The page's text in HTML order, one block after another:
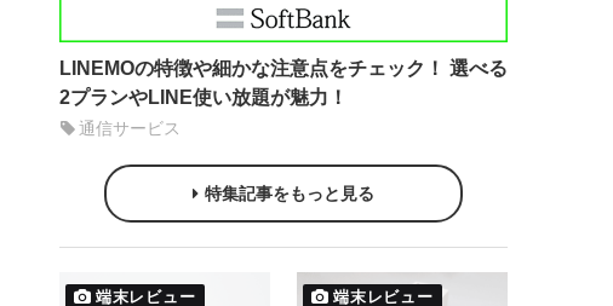
LINEMOの特徴や細かな注意点をチェック！ 選べる
2プランやLINE使い放題が魅力！
通信サービス
特集記事をもっと見る
端末レビュー 端末レビュー